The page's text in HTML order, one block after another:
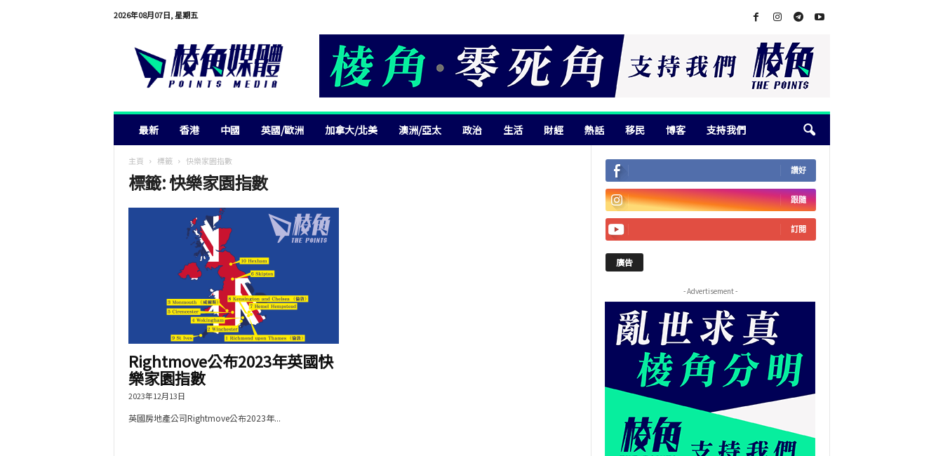
2026年08月07日, 星期五
最新 香港 中國 英國/歐洲 加拿大/北美 澳洲/亞太 政治 生活 財經 熱話 移民 博客 支持我們
主頁 標籤 快樂家園指數
標籤: 快樂家園指數
Rightmove公布2023年英國快
樂家園指數
2023年12月13日
英國房地產公司Rightmove公布2023年...
讚好
跟隨
訂閱
廣告
- Advertisement -